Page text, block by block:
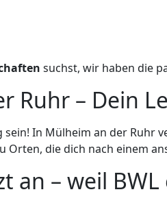
suchst, wir haben die
Ruhr – Dein
In Mülheim an der Ruhr
Orten, die dich nach einem
an – weil